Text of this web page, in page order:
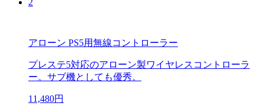
2
アローン PS5用無線コントローラー
プレステ5対応のアローン製ワイヤレスコントローラ
ー。サブ機としても優秀。
11,480円